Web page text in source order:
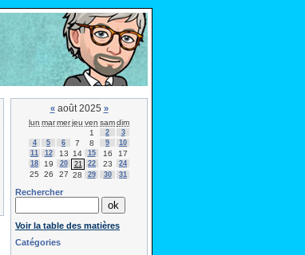
«août 2025 »
lun marmerjeu ven samdim
1
2
3
4
5 6 7 8 9
10
11
12 13 14 15 16 17
18 19 20 21 22 23 24
25 26 27 28 29 30 31
Rechercher
Voir la table des matières
Catégories